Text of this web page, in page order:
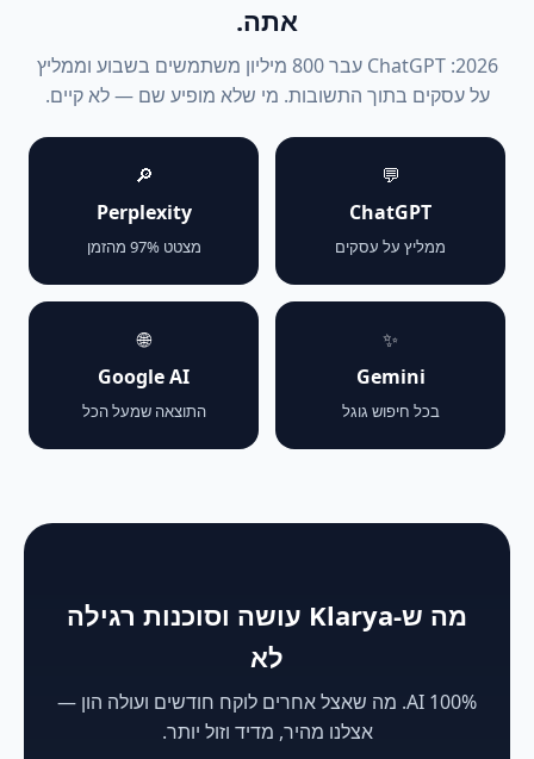
אתה.
2026: ChatGPT עבר 800 מיליון משתמשים בשבוע וממליץ
על עסקים בתוך התשובות. מי שלא מופיע שם — לא קיים.
💬
ChatGPT
ממליץ על עסקים
🔎
Perplexity
מצטט 97% מהזמן
✨
Gemini
בכל חיפוש גוגל
🌐
Google AI
התוצאה שמעל הכל
מה ש-Klarya עושה וסוכנות רגילה
לא
100% AI. מה שאצל אחרים לוקח חודשים ועולה הון —
אצלנו מהיר, מדיד וזול יותר.